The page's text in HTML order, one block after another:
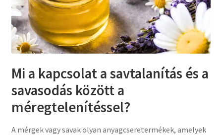
Mi a kapcsolat a savtalanítás és a
savasodás között a
méregtelenítéssel?
A mérgek vagy savak olyan anyagcseretermékek, amelyek